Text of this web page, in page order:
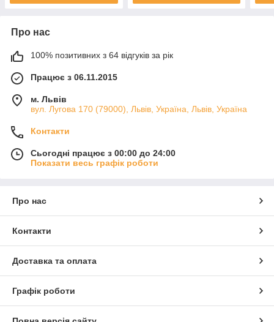
Про нас
100% позитивних з 64 відгуків за рік
Працює з 06.11.2015
м. Львів
вул. Лугова 170 (79000), Львів, Україна, Львів, Україна
Контакти
Сьогодні працює з 00:00 до 24:00
Показати весь графік роботи
Про нас
Контакти
Доставка та оплата
Графік роботи